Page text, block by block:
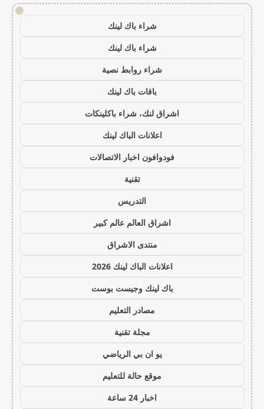
!
شراء باك لينك
شراء باك لينك
شراء روابط نصية
باقات باك لينك
اشراق لنك، شراء باكلينكات
اعلانات الباك لينك
فودوافون اخبار الاتصالات
تقنية
التدريس
اشراق العالم عالم كبير
منتدى الاشراق
اعلانات الباك لينك 2026
باك لينك وجيست بوست
مصادر التعليم
مجلة تقنية
يو ان بي الرياضي
موقع حالة للتعليم
اخبار 24 ساعة